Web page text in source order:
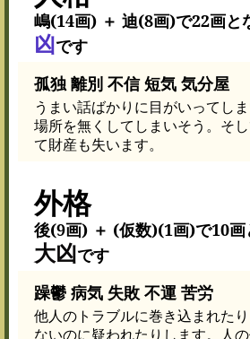
嶋(14画) ＋ 迪(8画)で22画と
凶です
孤独 離別 不信 短気 気分屋
うまい話ばかりに目がいってし
場所を無くしてしまいそう。そ
て財産も失います。
外格
後(9画) ＋ (仮数)(1画)で10画
大凶です
躁鬱 病気 失敗 不運 苦労
他人のトラブルに巻き込まれた
ないのに疑われたりします。人